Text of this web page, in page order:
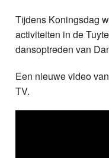
Video
Webcam
Tijdens Koningsdag
activiteiten in de
dansoptreden van
Een nieuwe video
TV.